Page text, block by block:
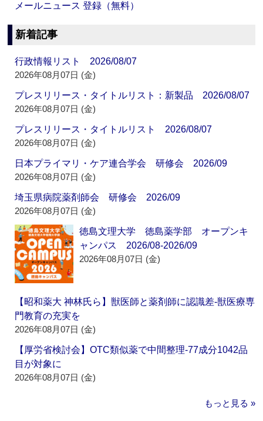
メールニュース 登録（無料）
新着記事
行政情報リスト 2026/08/07
2026年08月07日 (金)
プレスリリース・タイトルリスト：新製品 2026/08/07
2026年08月07日 (金)
プレスリリース・タイトルリスト 2026/08/07
2026年08月07日 (金)
日本プライマリ・ケア連合学会 研修会 2026/09
2026年08月07日 (金)
埼玉県病院薬剤師会 研修会 2026/09
2026年08月07日 (金)
徳島文理大学 徳島薬学部 オープンキ
ャンパス 2026/08-2026/09
2026年08月07日 (金)
【昭和薬大 神林氏ら】獣医師と薬剤師に認識差‐獣医療専
門教育の充実を
2026年08月07日 (金)
【厚労省検討会】OTC類似薬で中間整理‐77成分1042品
目が対象に
2026年08月07日 (金)
もっと見る »